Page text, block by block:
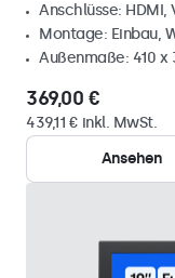
Anschlüsse: HDMI,
Montage: Einbau,
Außenmaße: 410 x
369,00 €
439,11 € inkl. MwSt.
Ansehen